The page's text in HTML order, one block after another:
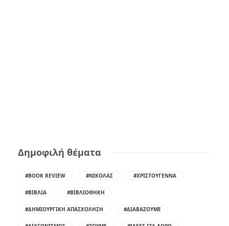
Δημοφιλή θέματα
#BOOK REVIEW #ΝΙΚΌΛΑΣ #ΧΡΙΣΤΟΎΓΕΝΝΑ
#ΒΙΒΛΊΑ #ΒΙΒΛΙΟΘΉΚΗ
#ΔΗΜΙΟΥΡΓΙΚΉ ΑΠΑΣΧΌΛΗΣΗ #ΔΙΑΒΆΖΟΥΜΕ